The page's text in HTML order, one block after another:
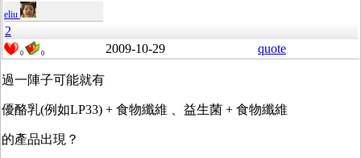
eliu
2
0 0 2009-10-29 quote
過一陣子可能就有
優酪乳(例如LP33) + 食物纖維 、益生菌 + 食物纖維
的產品出現？